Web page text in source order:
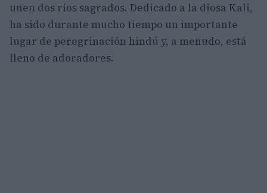
unen dos ríos sagrados. Dedicado a la diosa Kali,
ha sido durante mucho tiempo un importante
lugar de peregrinación hindú y, a menudo, está
lleno de adoradores.